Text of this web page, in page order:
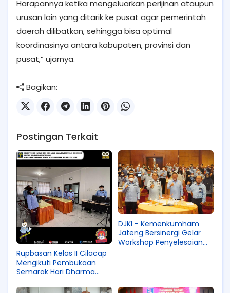
Harapannya ketika mengeluarkan perijinan ataupun
urusan lain yang ditarik ke pusat agar pemerintah
daerah dilibatkan, sehingga bisa optimal
koordinasinya antara kabupaten, provinsi dan
pusat,” ujarnya.
Bagikan:
Postingan Terkait
Rupbasan Kelas II Cilacap
Mengikuti Pembukaan
Semarak Hari Dharma
DJKI - Kemenkumham
Jateng Bersinergi Gelar
Workshop Penyelesaian